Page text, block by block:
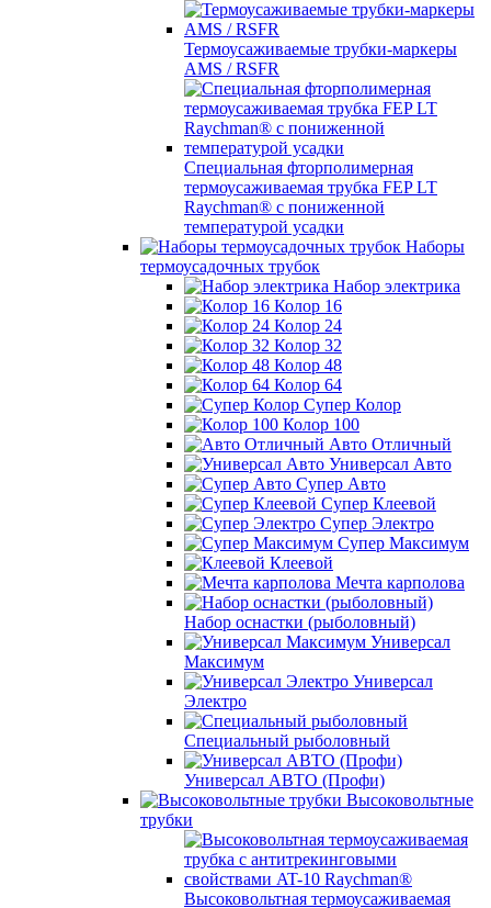
Термоусаживаемые трубки-маркеры
AMS / RSFR
Специальная фторполимерная
термоусаживаемая трубка FEP LT
Raychman® с пониженной
температурой усадки
Наборы
термоусадочных трубок
Набор электрика
Колор 16
Колор 24
Колор 32
Колор 48
Колор 64
Супер Колор
Колор 100
Авто Отличный
Универсал Авто
Супер Авто
Супер Клеевой
Супер Электро
Супер Максимум
Клеевой
Мечта карполова
Набор оснастки (рыболовный)
Универсал
Максимум
Универсал
Электро
Специальный рыболовный
Универсал АВТО (Профи)
Высоковольтные
трубки
Высоковольтная термоусаживаемая